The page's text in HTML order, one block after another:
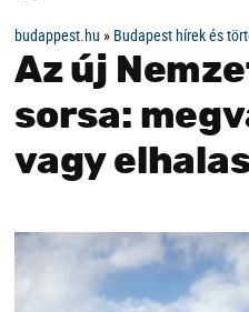
budappest.hu » Budapest hírek és
Az új
sorsa:
vagy